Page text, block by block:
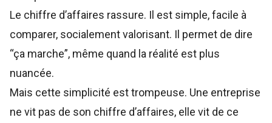
Le chiffre d’affaires rassure. Il est simple, facile à
comparer, socialement valorisant. Il permet de dire
“ça marche”, même quand la réalité est plus
nuancée.
Mais cette simplicité est trompeuse. Une entreprise
ne vit pas de son chiffre d’affaires, elle vit de ce